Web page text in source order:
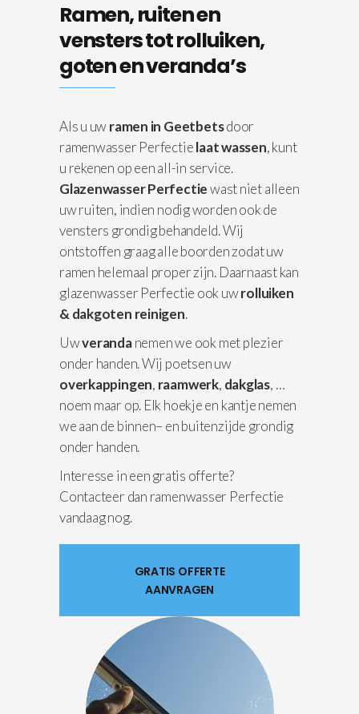
Ramen, ruiten en
vensters tot rolluiken,
goten en veranda’s
Als u uwramen in Geetbetsdoor
ramenwasser Perfectielaat wassen, kunt
u rekenen op een all-in service.
Glazenwasser Perfectiewast niet alleen
uw ruiten, indien nodig worden ook de
vensters grondig behandeld. Wij
ontstoffen graag alle boorden zodat uw
ramen helemaal proper zijn. Daarnaast kan
glazenwasser Perfectie ook uwrolluiken
& dakgoten reinigen.
Uwverandanemen we ook met plezier
onder handen. Wij poetsen uw
overkappingen, raamwerk, dakglas, …
noem maar op. Elk hoekje en kantje nemen
we aan de binnen– en buitenzijde grondig
onder handen.
Interesse in een gratis offerte?
Contacteer dan ramenwasser Perfectie
vandaag nog.
GRATIS OFFERTE
AANVRAGEN